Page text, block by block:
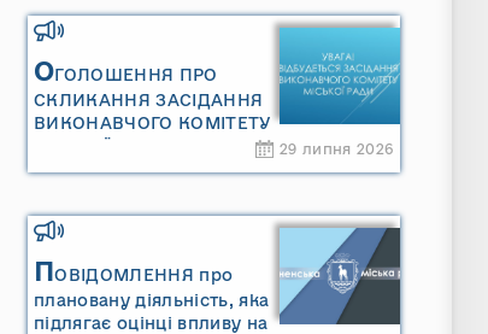
та «Звіту про стратегічну
екологічну оцінку
«Місцевого плану
управління відходами
Сарненської міської
територіальної громади»
ОГОЛОШЕННЯ ПРО
СКЛИКАННЯ ЗАСІДАННЯ
ВИКОНАВЧОГО КОМІТЕТУ
МІСЬКОЇ РАДИ
29 липня 2026
ПОВІДОМЛЕННЯ про
плановану діяльність, яка
підлягає оцінці впливу на